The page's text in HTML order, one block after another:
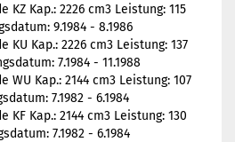
KZ Kap.: 2226 cm3 Leistung: 115
9.1984 - 8.1986
KU Kap.: 2226 cm3 Leistung: 137
7.1984 - 11.1988
WU Kap.: 2144 cm3 Leistung: 107
7.1982 - 6.1984
KF Kap.: 2144 cm3 Leistung: 130
7.1982 - 6.1984